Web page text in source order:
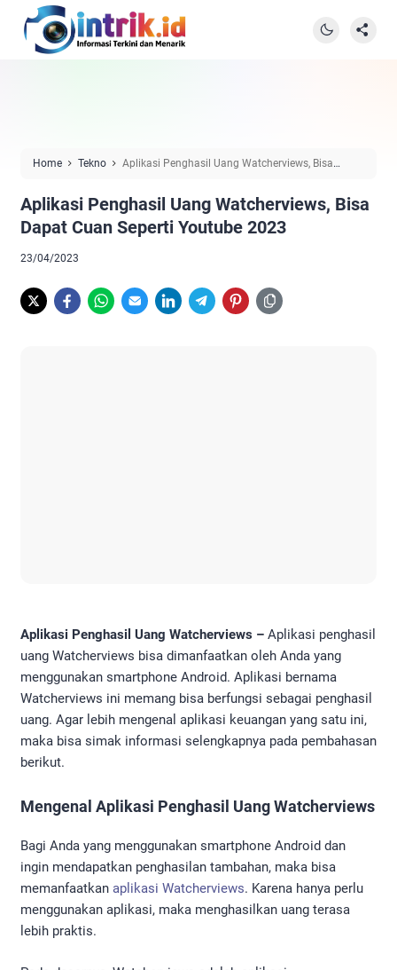
Home Tekno
Aplikasi Penghasil Uang Watcherviews, Bisa
Aplikasi Penghasil Uang Watcherviews, Bisa
Dapat Cuan Seperti Youtube 2023
23/04/2023
Aplikasi Penghasil Uang Watcherviews – Aplikasi penghasil
uang Watcherviews bisa dimanfaatkan oleh Anda yang
menggunakan smartphone Android. Aplikasi bernama
Watcherviews ini memang bisa berfungsi sebagai penghasil
uang. Agar lebih mengenal aplikasi keuangan yang satu ini,
maka bisa simak informasi selengkapnya pada pembahasan
berikut.
Mengenal Aplikasi Penghasil Uang Watcherviews
Bagi Anda yang menggunakan smartphone Android dan
ingin mendapatkan penghasilan tambahan, maka bisa
memanfaatkan aplikasi Watcherviews. Karena hanya perlu
menggunakan aplikasi, maka menghasilkan uang terasa
lebih praktis.